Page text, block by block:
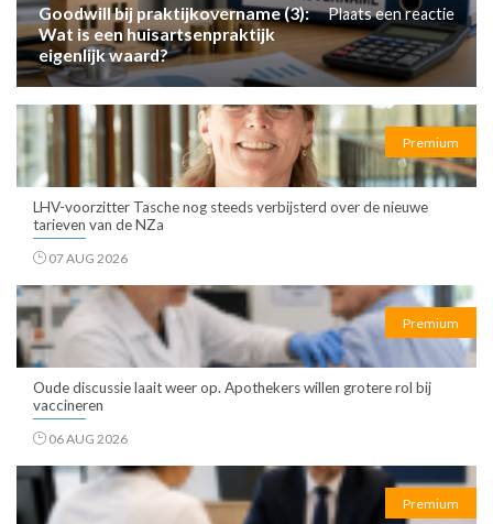
Goodwill bij praktijkovername (3):
Wat is een huisartsenpraktijk
eigenlijk waard?
Plaats een reactie
Premium
LHV-voorzitter Tasche nog steeds verbijsterd over de nieuwe
tarieven van de NZa
07 AUG 2026
Premium
Oude discussie laait weer op. Apothekers willen grotere rol bij
vaccineren
06 AUG 2026
Premium